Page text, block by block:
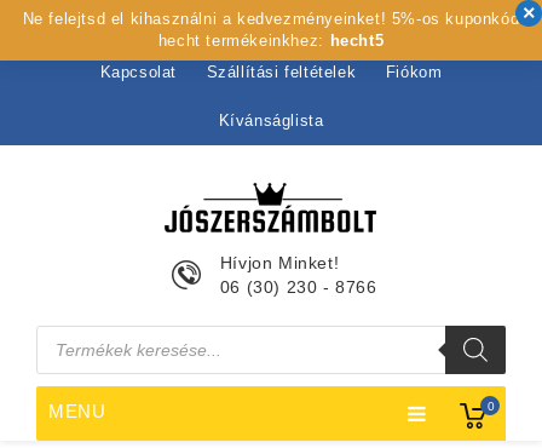
Kezdőlap Rólunk Webshop Szolgáltatások
Kapcsolat Szállítási feltételek Fiókom
Kívánságlista
0
Hívjon Minket!
06 (30) 230 - 8766
Products
search
MENU
Ne felejtsd el kihasználni a kedvezményeinket! 5%-os kuponkód
hecht termékeinkhez: hecht5